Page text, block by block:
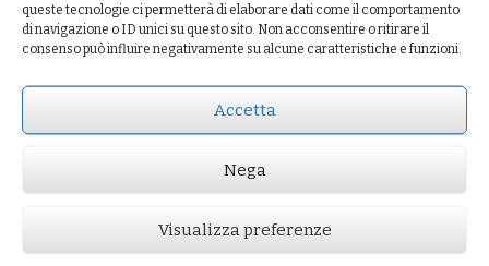
queste tecnologie ci permetterà di elaborare dati come il comportamento
di navigazione o ID unici su questo sito. Non acconsentire o ritirare il
consenso può influire negativamente su alcune caratteristiche e funzioni.
Accetta
Nega
Visualizza preferenze
AGGIUNGI AL CARRELLO
You might also like
Orzotto piccante
al pecorino sardo,
saraceno